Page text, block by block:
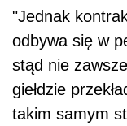
"Jednak
odbywa się w
stąd nie
giełdzie
takim samym